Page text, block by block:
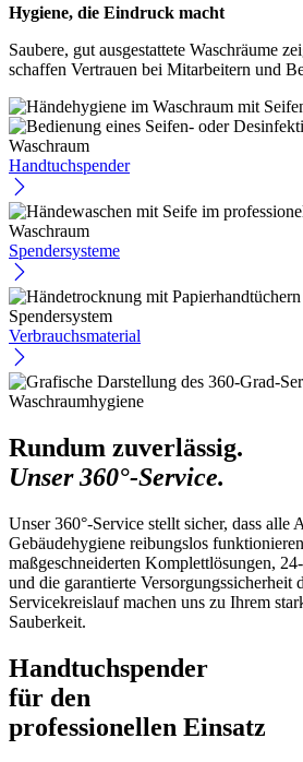
Hygiene, die Eindruck macht
Saubere, gut ausgestattete Waschräume
schaffen Vertrauen bei Mitarbeitern und
Handtuchspender
Spendersysteme
Verbrauchsmaterial
Rundum zuverlässig.
Unser 360°-Service.
Unser 360°-Service stellt sicher, dass alle
Gebäudehygiene reibungslos
maßgeschneiderten Komplettlösungen,
und die garantierte Versorgungssicherheit
Servicekreislauf machen uns zu Ihrem
Sauberkeit.
Handtuchspender
für den
professionellen Einsatz